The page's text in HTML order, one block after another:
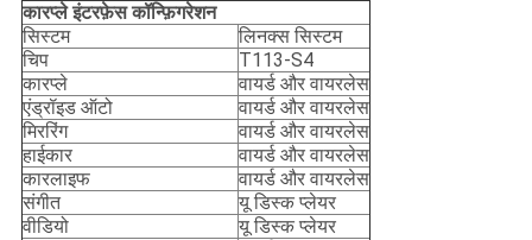
कारप्ले इंटरफ़ेस कॉन्फ़िगरेशन
सिस्टम
लिनक्स सिस्टम
चिप
T113-S4
कारप्ले
वायर्ड और वायरलेस
एंड्रॉइड ऑटो
वायर्ड और वायरलेस
मिररिंग
वायर्ड और वायरलेस
हाईकार
वायर्ड और वायरलेस
कारलाइफ
वायर्ड और वायरलेस
संगीत
यू डिस्क प्लेयर
वीडियो
यू डिस्क प्लेयर